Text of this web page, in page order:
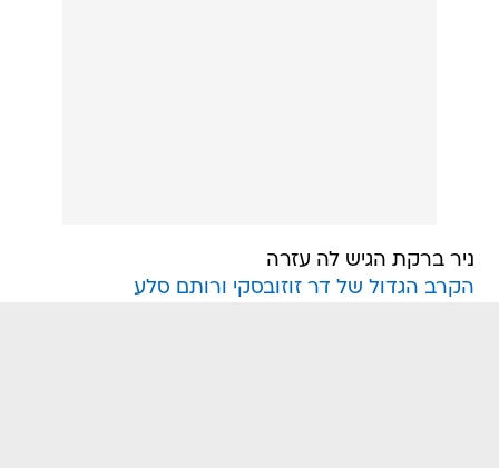
ניר ברקת הגיש לה עזרה
הקרב הגדול של דר זוזובסקי ורותם סלע